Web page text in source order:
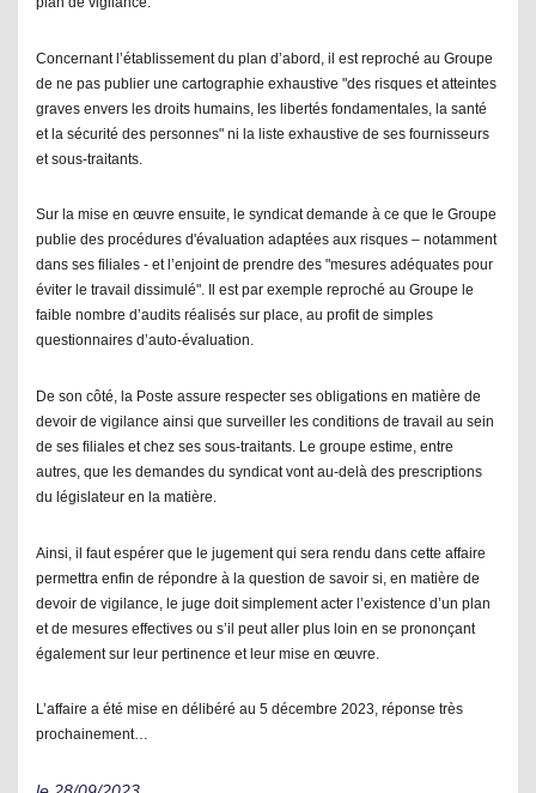
Concernant l’établissement du plan d’abord, il est reproché au Groupe
de ne pas publier une cartographie exhaustive "des risques et atteintes
graves envers les droits humains, les libertés fondamentales, la santé
et la sécurité des personnes" ni la liste exhaustive de ses fournisseurs
et sous-traitants.
Sur la mise en œuvre ensuite, le syndicat demande à ce que le Groupe
publie des procédures d'évaluation adaptées aux risques – notamment
dans ses filiales - et l’enjoint de prendre des "mesures adéquates pour
éviter le travail dissimulé". Il est par exemple reproché au Groupe le
faible nombre d’audits réalisés sur place, au profit de simples
questionnaires d’auto-évaluation.
De son côté, la Poste assure respecter ses obligations en matière de
devoir de vigilance ainsi que surveiller les conditions de travail au sein
de ses filiales et chez ses sous-traitants. Le groupe estime, entre
autres, que les demandes du syndicat vont au-delà des prescriptions
du législateur en la matière.
Ainsi, il faut espérer que le jugement qui sera rendu dans cette affaire
permettra enfin de répondre à la question de savoir si, en matière de
devoir de vigilance, le juge doit simplement acter l’existence d’un plan
et de mesures effectives ou s’il peut aller plus loin en se prononçant
également sur leur pertinence et leur mise en œuvre.
L’affaire a été mise en délibéré au 5 décembre 2023, réponse très
prochainement…